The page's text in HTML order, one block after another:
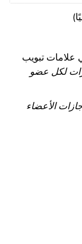
علامات تبويب
لكل عضو
الأعضاء